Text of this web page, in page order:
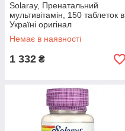
Solaray, Пренатальний
мультивітамін, 150 таблеток в
Україні оригінал
Немає в наявності
1 332 ₴